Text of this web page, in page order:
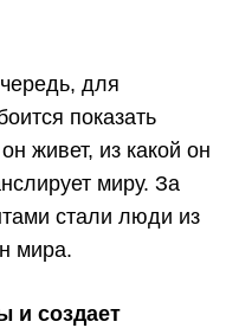
для
показать
живет, из какой он
миру. За
стали люди из
мира.
и создает